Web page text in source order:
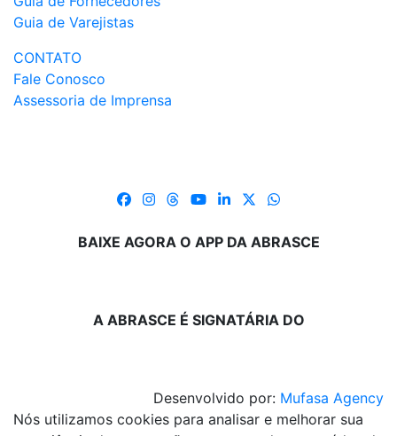
Guia de Varejistas
CONTATO
Fale Conosco
Assessoria de Imprensa
BAIXE AGORA O APP DA ABRASCE
A ABRASCE É SIGNATÁRIA DO
Desenvolvido por: Mufasa Agency
Nós utilizamos cookies para analisar e melhorar sua